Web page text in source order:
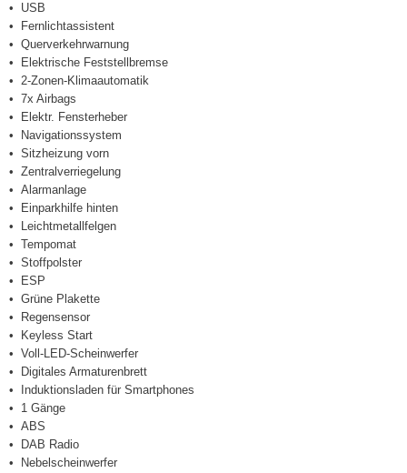
USB
Fernlichtassistent
Querverkehrwarnung
Elektrische Feststellbremse
2-Zonen-Klimaautomatik
7x Airbags
Elektr. Fensterheber
Navigationssystem
Sitzheizung vorn
Zentralverriegelung
Alarmanlage
Einparkhilfe hinten
Leichtmetallfelgen
Tempomat
Stoffpolster
ESP
Grüne Plakette
Regensensor
Keyless Start
Voll-LED-Scheinwerfer
Digitales Armaturenbrett
Induktionsladen für Smartphones
1 Gänge
ABS
DAB Radio
Nebelscheinwerfer